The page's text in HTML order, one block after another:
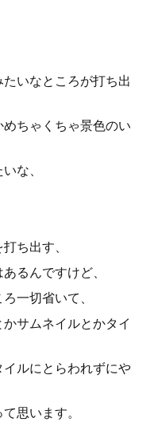
いなところが打ち出
ちゃくちゃ景色のい
な、
ち出す、
るんですけど、
一切省いて、
サムネイルとかタイ
ルにとらわれずにや
思います。